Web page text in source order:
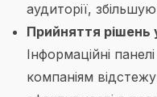
аудиторії,
Прийняття рішень
Інформаційні
компаніям